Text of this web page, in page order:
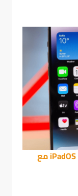
حدث هاتفك إلى iOS 16.4.1 و iPadOS 16.4.1 مع